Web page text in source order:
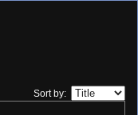
Sort by: